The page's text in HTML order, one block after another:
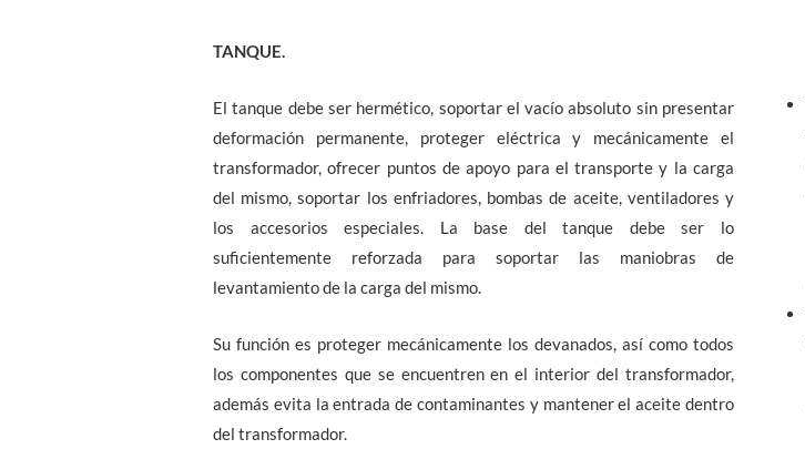
TANQUE.
El tanque debe ser hermético, soportar el vacío absoluto sin presentar
deformación permanente, proteger eléctrica y mecánicamente el
transformador, ofrecer puntos de apoyo para el transporte y la carga
del mismo, soportar los enfriadores, bombas de aceite, ventiladores y
los accesorios especiales. La base del tanque debe ser lo
suficientemente reforzada para soportar las maniobras de
levantamiento de la carga del mismo.
Su función es proteger mecánicamente los devanados, así como todos
los componentes que se encuentren en el interior del transformador,
además evita la entrada de contaminantes y mantener el aceite dentro
del transformador.